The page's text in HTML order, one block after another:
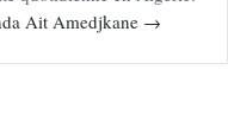
Ait Amedjkane →